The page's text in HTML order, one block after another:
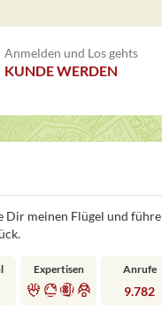
Anmelden und Los gehts
KUNDE WERDEN
Dir meinen Flügel und führe
Expertisen Anrufe
9.782